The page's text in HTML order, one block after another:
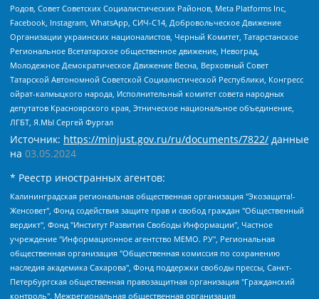
Родов, Совет Советских Социалистических Районов, Meta Platforms Inc,
Facebook, Instagram, WhatsApp, СИЧ-С14, Добровольческое Движение
Организации украинских националистов, Черный Комитет, Татарстанское
Региональное Всетатарское общественное движение, Невоград,
Молодежное Демократическое Движение Весна, Верховный Совет
Татарской Автономной Советской Социалистической Республики, Конгресс
ойрат-калмыцкого народа, Исполнительный комитет совета народных
депутатов Красноярского края, Этническое национальное объединение,
ЛГБТ, Я.МЫ Сергей Фургал
Источник: https://minjust.gov.ru/ru/documents/7822/ данные
на 03.05.2024
* Реестр иностранных агентов:
Калининградская региональная общественная организация "Экозащита!-Женсовет", Фонд содействия защите прав и свобод граждан "Общественный вердикт", Фонд "Институт Развития Свободы Информации", Частное учреждение "Информационное агентство МЕМО. РУ", Региональная общественная организация "Общественная комиссия по сохранению наследия академика Сахарова", Фонд поддержки свободы прессы, Санкт-Петербургская общественная правозащитная организация "Гражданский контроль", Межрегиональная общественная организация "Информационно-просветительский центр "Мемориал", Региональный Фонд "Центр Защиты Прав Средств Массовой Информации", с 05.12.2023 Фонд "Центр Защиты Прав Средств массовой информации", Региональная общественная благотворительная организация помощи беженцам и мигрантам "Гражданское содействие", Негосударственное образовательное учреждение дополнительного профессионального образования (повышение квалификации) специалистов "АКАДЕМИЯ ПО ПРАВАМ ЧЕЛОВЕКА", Свердловская региональная общественная организация "Сутяжник", Автономная некоммерческая организация "Центр независимых социологических исследований", Союз общественных объединений "Российский исследовательский центр по правам человека", Региональное общественное учреждение научно-информационный центр "МЕМОРИАЛ", Некоммерческая организация "Фонд защиты гласности", Автономная некоммерческая организация "Институт прав человека", Городская общественная организация "Екатеринбургское общество "МЕМОРИАЛ", Городская общественная организация "Рязанское историко-просветительское и правозащитное общество "Мемориал" (Рязанский Мемориал), Челябинский региональный орган общественной самодеятельности – женское общественное объединение "Женщины Евразии", Челябинский региональный орган общественной самодеятельности "Уральская правозащитная группа", Фонд содействия защите здоровья и социальной справедливости имени Андрея Рылькова, Автономная Некоммерческая Организация "Аналитический Центр Юрия Левады", Автономная некоммерческая организация социальной поддержки населения "Проект Апрель", Региональная общественная организация помощи женщинам и детям, находящимся в кризисной ситуации "Информационно-методический центр "Анна", Фонд содействия развитию массовых коммуникаций и правовому просвещению "Так-так-Так", Фонд содействия устойчивому развитию "Серебряная тайга", Свердловский региональный общественный фонд социальных проектов "Новое время", "Idel.Реалии", Кавказ.Реалии, Крым.Реалии, Телеканал Настоящее Время, Татаро-башкирская служба Радио Свобода (Azatliq Radiosi), Радио Свободная Европа/Радио Свобода (PCE/PC), "Сибирь.Реалии", "Фактограф", Благотворительный фонд помощи осужденным и их семьям, Автономная некоммерческая организация "Институт глобализации и социальных движений", Фонд "В защиту прав заключенных", Частное учреждение "Центр поддержки и содействия развитию средств массовой информации", Пензенский региональный общественный благотворительный фонд "Гражданский союз", "Север.Реалии", Некоммерческая организация Фонд "Правовая инициатива", Общество с ограниченной ответственностью "Радио Свободная Европа/Радио Свобода", Чешское информационное агентство "MEDIUM-ORIENT", Красноярская региональная общественная организация "Мы против СПИДа", Камалягин Денис Николаевич, Маркелов Сергей Евгеньевич, Пономарев Лев Александрович, Савицкая Людмила Алексеевна, Автономная некоммерческая организация "Центр по работе с проблемой насилия "НАСИЛИЮ.НЕТ", Межрегиональный профессиональный союз работников здравоохранения "Альянс врачей", Юридическое лицо, зарегистрированное в Латвийской Республике, SIA "Medusa Project" (регистрационный номер 40103797863, дата регистрации 10.06.2014), Некоммерческая организация "Фонд по борьбе с коррупцией", Автономная некоммерческая организация "Институт права и публичной политики", Баданин Роман Сергеевич, Гликин Максим Александрович, Железнова Мария Михайловна, Лукьянова Юлия Сергеевна, Маетная Елизавета Витальевна, Маняхин Петр Борисович, Чуракова Ольга Владимировна, Ярош Юлия Петровна, Юридическое лицо "The Insider SIA", зарегистрированное в Риге, Латвийская Республика (дата регистрации 26.06.2015), являющееся администратором доменного имени интернет-издания "The Insider SIA", https://theins.ru, Постернак Алексей Евгеньевич, Рубин Михаил Аркадьевич, Анин Роман Александрович, Юридическое лицо Istories fonds, зарегистрированное в Латвийской Республике (регистрационный номер 50008295751, дата регистрации 24.02.2020), Великовский Дмитрий Александрович, Долинина Ирина Николаевна, Мароховская Алеся Алексеевна, Шлейнов Роман Юрьевич, Шмагун Олеся Валентиновна, Общество с ограниченной ответственностью "Альтаир 2021", Общество с ограниченной ответственностью "Вега 2021", Общество с ограниченной ответственностью "Главный редактор 2021", Общество с ограниченной ответственностью "Ромашки монолит", Важенков Артем Валерьевич, Ивановская областная общественная организация "Центр гендерных исследований", Гурман Юрий Альбертович, Медиапроект "ОВД-Инфо", Егоров Владимир Владимирович, Жилинский Владимир Александрович, Общество с ограниченной ответственностью "ЗП", Иванова София Юрьевна, Карезина Инна Павловна, Кильтау Екатерина Викторовна, Петров Алексей Викторович, Пискунов Сергей Евгеньевич, Смирнов Сергей Сергеевич, Тихонов Михаил Сергеевич, Общество с ограниченной ответственностью "ЖУРНАЛИСТ-ИНОСТРАННЫЙ АГЕНТ", Арапова Галина Юрьевна, Вольтская Татьяна Анатольевна, Американская компания "Mason G.E.S. Anonymous Foundation" (США), являющаяся владельцем интернет-издания https://mnews.world/, Компания "Stichting Bellingcat", зарегистрированная в Нидерландах (дата регистрации 11.07.2018), Захаров Андрей Вячеславович, Клепиковская Екатерина Дмитриевна, Общество с ограниченной ответственностью "МЕМО", Перл Роман Александрович, Симонов Евгений Алексеевич, Соловьева Елена Анатольевна, Сотников Даниил Владимирович, Сурначева Елизавета Дмитриевна, Автономная некоммерческая организация по защите прав человека и информированию населения "Якутия – Наше Мнение", Общество с ограниченной ответственностью "Москоу диджитал медиа", с 26.01.2023 Общество с ограниченной ответственностью "Чайка Белые сады", Ветошкина Валерия Валерьевна, Заговора Максим Александрович, Межрегиональное общественное движение "Российская ЛГБТ - сеть", Оленичев Максим Владимирович, Павлов Иван Юрьевич, Скворцова Елена Сергеевна, Общество с ограниченной ответственностью "Как бы инагент", Кочетков Игорь Викторович, Общество с ограниченной ответственностью "Честные выборы", Еланчик Олег Александрович, Общество с ограниченной ответственностью "Нобелевский призыв", Гималова Регина Эмилевна, Григорьев Андрей Валерьевич, Григорьева Алина Александровна, Ассоциация по содействию защите прав призывников, альтернативнослужащих и военнослужащих "Правозащитная группа "Гражданин.Армия.Право", Хисамова Регина Фаритовна, Автономная некоммерческая организация по реализации социально-правовых программ "Лилит", Дальневосточное общественное движение "Маяк", Санкт-Петербургская ЛГБТ-инициативная группа "Выход", Инициативная группа ЛГБТ+ "Реверс", Алексеев Андрей Викторович, Бекбулатова Таисия Львовна, Беляев Иван Михайлович, Владыкина Елена Сергеевна, Гельман Марат Александрович, Никульшина Вероника Юрьевна, Толоконникова Надежда Андреевна, Шендерович Виктор Анатольевич, Общество с ограниченной ответственностью "Данное сообщение", Общество с ограниченной ответственностью Издательский дом "Новая глава", Айнбиндер Александра Александровна, Московский комьюнити-центр для ЛГБТ+инициатив, Благотворительный фонд развития филантропии, Deutsche Welle (Германия, Kurt-Schumacher-Strasse 3, 53113 Bonn), Борзунова Мария Михайловна, Воробьев Виктор Викторович, Голубева Анна Львовна, Константинова Алла Михайловна, Малкова Ирина Владимировна, Мурадов Мурад Абдулгалимович, Осетинская Елизавета Николаевна, Понасенков Евгений Николаевич, Ганапольский Матвей Юрьевич, Киселев Евгений Алексеевич, Борухович Ирина Григорьевна, Дремин Иван Тимофеевич, Дубровский Дмитрий Викторович, Красноярская региональная общественная организация поддержки и развития альтернативных образовательных технологий и межкультурных коммуникаций "ИНТЕРРА", Маяковская Екатерина Алексеевна, Фейгин Марк Захарович, Филимонов Андрей Викторович, Дзугкоева Регина Николаевна, Доброхотов Роман Александрович, Дудь Юрий Александрович, Елкин Сергей Владимирович, Кругликов Кирилл Игоревич, Сабунаева Мария Леонидовна, Семенов Алексей Владимирович, Шаинян Карен Багратович, Шульман Екатерина Михайловна, Асафьев Артур Валерьевич, Вахштайн Виктор Семенович, Венедиктов Алексей Алексеевич, Лушникова Екатерина Евгеньевна, Волков Леонид Михайлович, Невзоров Александр Глебович, Пархоменко Сергей Борисович, Сироткин Ярослав Николаевич, Кара-Мурза Владимир Владимирович, Баранова Наталья Владимировна, Гозман Леонид Яковлевич, Кагарлицкий Борис Юльевич, Климарев Михаил Валерьевич, Милов Владимир Станиславович, Автономная некоммерческая организация Краснодарский центр современного искусства "Типография", Моргенштерн Алишер Тагирович, Соболь Любовь Эдуардовна, Общество с ограниченной ответственностью "ЛИЗА НОРМ", Каспаров Гарри Кимович, Ходорковский Михаил Борисович, Общество с ограниченной ответственностью "Апрельские тезисы", Данилович Ирина Брониславовна, Кашин Олег Владимирович, Петров Николай Владимирович, Пивоваров Алексей Владимирович, Соколов Михаил Владимирович, Цветкова Юлия Владимировна, Чичваркин Евгений Александрович, Комитет против пыток/Команда против пыток, Общество с ограниченной ответственностью "Первый научный", Общество с ограниченной ответственностью "Вертолет и ко", Белоцерковская Вероника Борисовна, Кац Максим Евгеньевич, Лазарева Татьяна Юрьевна, Шаведдинов Руслан Табризович, Яшин Илья Валерьевич, Общество с ограниченной ответственностью "Иноагент ААВ", Алешковский Дмитрий Петрович, Альбац Евгения Марковна, Быков Дмитрий Львович, Галямина Юлия Евгеньевна, Лойко Сергей Леонидович, Мартынов Кирилл Константинович, Медведев Сергей Александрович, Крашенинников Федор Геннадиевич, Гордеева Катерина Вл